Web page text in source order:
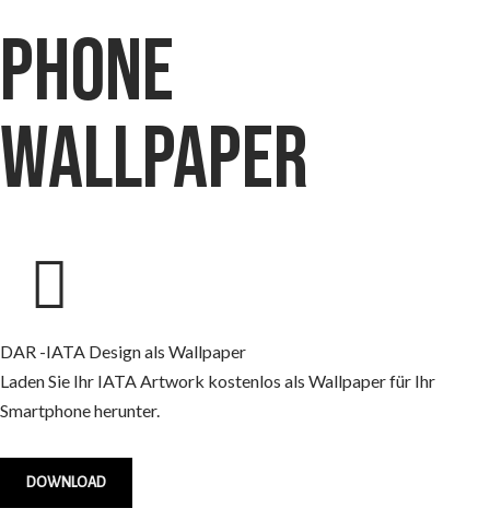
phone
wallpaper
DAR -IATA Design als Wallpaper
Laden Sie Ihr IATA Artwork kostenlos als Wallpaper für Ihr
Smartphone herunter.
DOWNLOAD